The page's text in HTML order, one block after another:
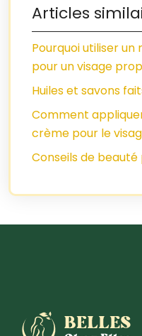
Articles
Pourquoi utiliser
pour un visage
Huiles et savons
Comment
crème pour le
Conseils de